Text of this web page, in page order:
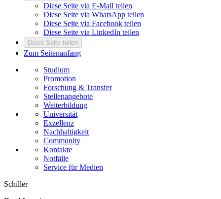
Diese Seite via E-Mail teilen
Diese Seite via WhatsApp teilen
Diese Seite via Facebook teilen
Diese Seite via LinkedIn teilen
Diese Seite teilen
Zum Seitenanfang
Studium
Promotion
Forschung & Transfer
Stellenangebote
Weiterbildung
Universität
Exzellenz
Nachhaltigkeit
Community
Kontakte
Notfälle
Service für Medien
Schiller